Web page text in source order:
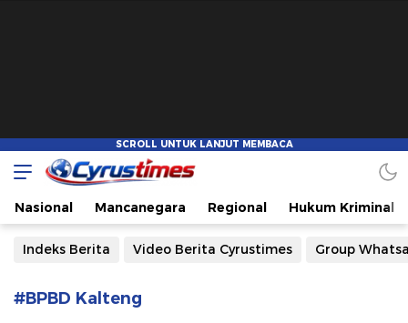
Cyrustimes.com
Cepat Tajam dan Akurat
Nasional Mancanegara Regional Hukum Kriminal
Indeks Berita Video Berita Cyrustimes Group
#BPBD Kalteng